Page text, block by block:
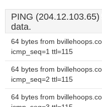
PING
data.
64 bytes from
icmp_seq=1 ttl=115
64 bytes from
icmp_seq=2 ttl=115
64 bytes from